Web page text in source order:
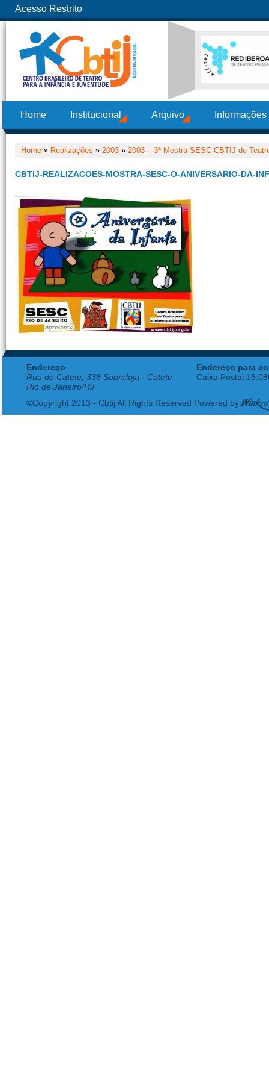
Acesso Restrito
Home Institucional Arquivo
Home » Realizações » 2003 » 2003 – 3ª Mostra SESC CBTIJ de
CBTIJ-REALIZACOES-MOSTRA-SESC-O-ANIVERSARIO-DA-
Endereço
Rua do Catete, 338 Sobreloja - Catete
Rio de Janeiro/RJ
Endereço para
Caixa Postal
©Copyright 2013 - Cbtij All Rights Reserved Powered by: